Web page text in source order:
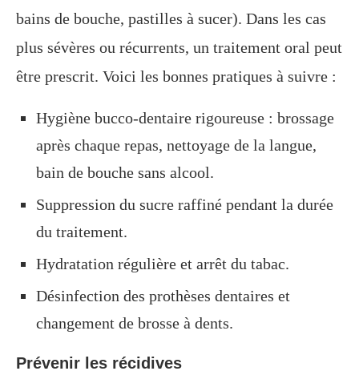
bains de bouche, pastilles à sucer). Dans les cas
plus sévères ou récurrents, un traitement oral peut
être prescrit. Voici les bonnes pratiques à suivre :
Hygiène bucco-dentaire rigoureuse : brossage
après chaque repas, nettoyage de la langue,
bain de bouche sans alcool.
Suppression du sucre raffiné pendant la durée
du traitement.
Hydratation régulière et arrêt du tabac.
Désinfection des prothèses dentaires et
changement de brosse à dents.
Prévenir les récidives